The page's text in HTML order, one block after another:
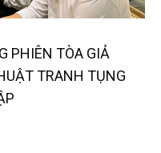
PHIÊN TÒA GIẢ
TRANH TỤNG